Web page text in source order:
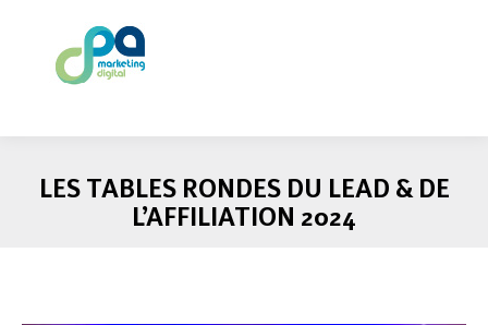
LES TABLES RONDES DU LEAD & DE
L’AFFILIATION 2024